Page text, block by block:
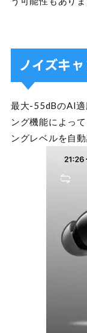
ノイズキ
最大-55dBのAI適
ング機能によっ
ングレベルを自